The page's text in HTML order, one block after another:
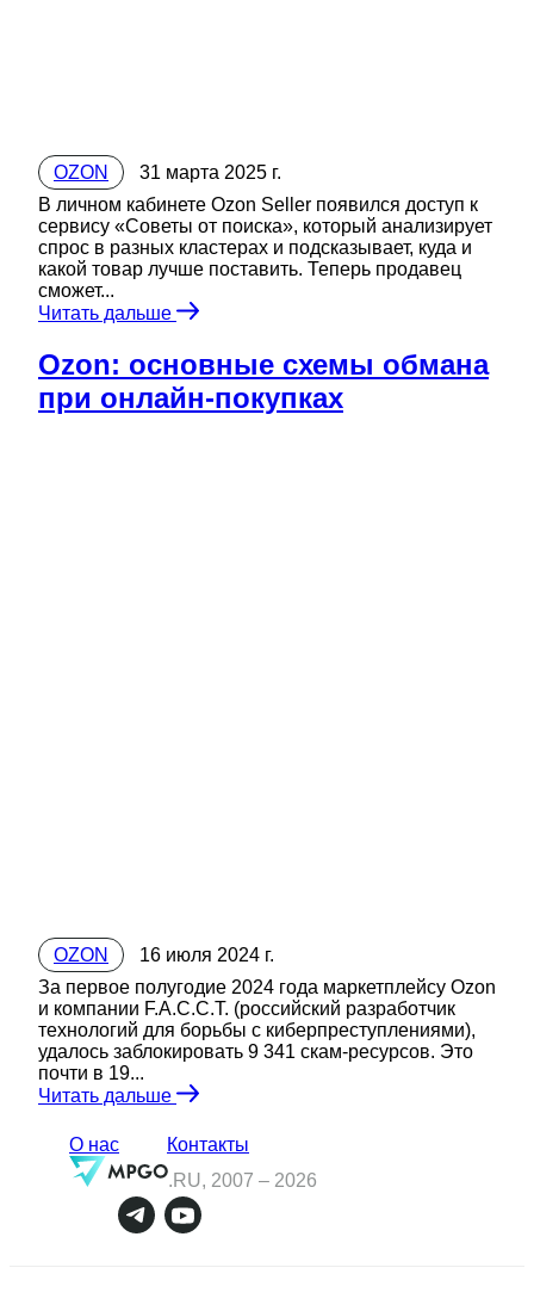
OZON
31 марта 2025 г.
В личном кабинете Ozon Seller появился доступ к
сервису «Советы от поиска», который анализирует
спрос в разных кластерах и подсказывает, куда и
какой товар лучше поставить. Теперь продавец
сможет...
Читать дальше
Ozon: основные схемы обмана
при онлайн-покупках
OZON
16 июля 2024 г.
За первое полугодие 2024 года маркетплейсу Ozon
и компании F.A.С.С.T. (российский разработчик
технологий для борьбы с киберпреступлениями),
удалось заблокировать 9 341 скам-ресурсов. Это
почти в 19...
Читать дальше
О нас
Контакты
.RU, 2007 – 2026